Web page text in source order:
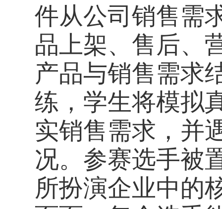
件从公司销售需
品上架、售后、
产品与销售需求
练，学生将模拟
实销售需求，并
况。参赛选手被
所扮演企业中的